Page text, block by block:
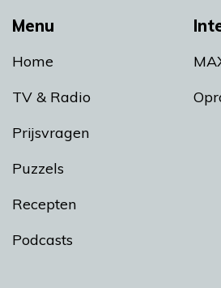
Menu
Home
TV & Radio
Prijsvragen
Puzzels
Recepten
Podcasts